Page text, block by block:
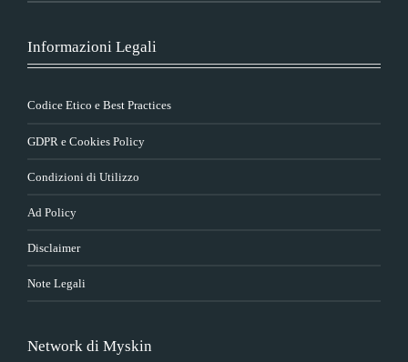
Informazioni Legali
Codice Etico e Best Practices
GDPR e Cookies Policy
Condizioni di Utilizzo
Ad Policy
Disclaimer
Note Legali
Network di Myskin